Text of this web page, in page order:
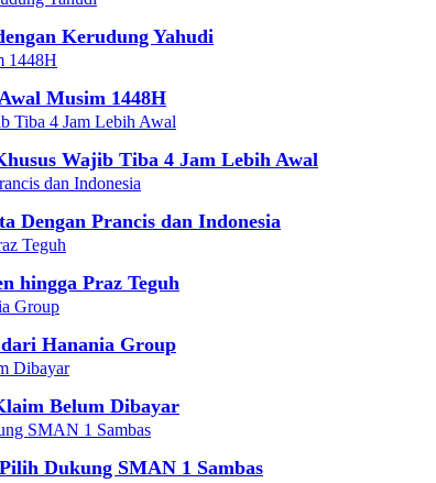
Kerudung Yahudi
Musim 1448H
Wajib Tiba 4 Jam Lebih Awal
Dengan Prancis dan Indonesia
hingga Praz Teguh
Hanania Group
Belum Dibayar
Dukung SMAN 1 Sambas